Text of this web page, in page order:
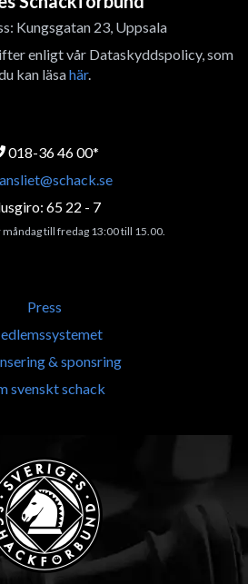
Kungsgatan 23, Uppsala
enligt vår Dataskyddspolicy, som
kan läsahär.
018-36 46 00*
65 22 - 7
till fredag 13:00 till 15.00.
Press
& sponsring
svenskt schack